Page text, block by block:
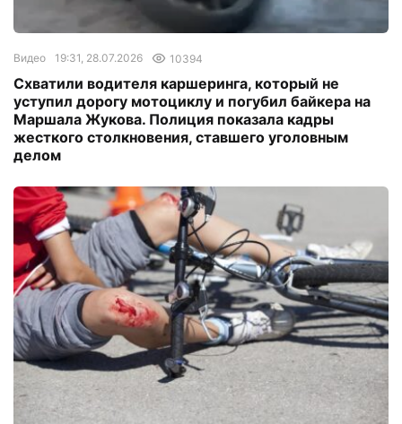
Видео 19:31, 28.07.2026 10394
Схватили водителя каршеринга, который не
уступил дорогу мотоциклу и погубил байкера на
Маршала Жукова. Полиция показала кадры
жесткого столкновения, ставшего уголовным
делом